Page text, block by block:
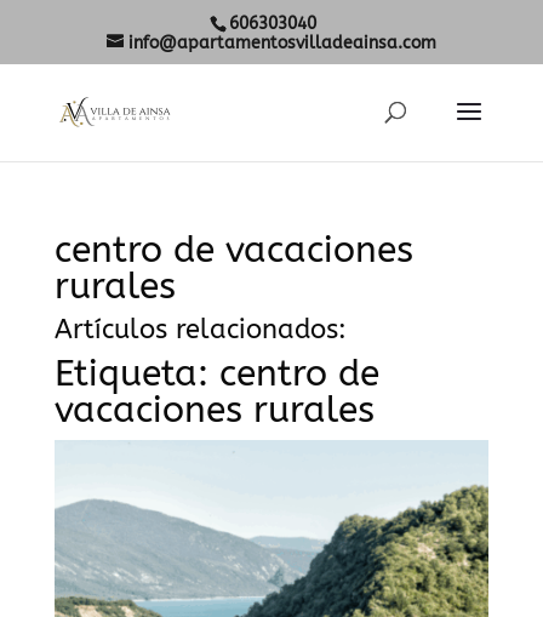
606303040
info@apartamentosvilladeainsa.com
centro de vacaciones
rurales
Artículos relacionados:
Etiqueta: centro de
vacaciones rurales